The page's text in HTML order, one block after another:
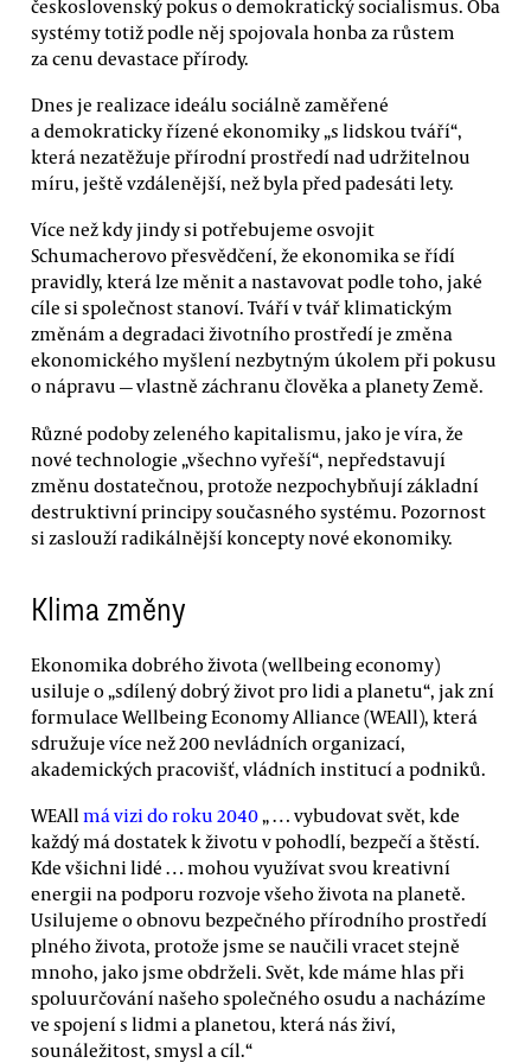
československý pokus o demokratický socialismus. Oba
systémy totiž podle něj spojovala honba za růstem
za cenu devastace přírody.
Dnes je realizace ideálu sociálně zaměřené
a demokraticky řízené ekonomiky „s lidskou tváří“,
která nezatěžuje přírodní prostředí nad udržitelnou
míru, ještě vzdálenější, než byla před padesáti lety.
Více než kdy jindy si potřebujeme osvojit
Schumacherovo přesvědčení, že ekonomika se řídí
pravidly, která lze měnit a nastavovat podle toho, jaké
cíle si společnost stanoví. Tváří v tvář klimatickým
změnám a degradaci životního prostředí je změna
ekonomického myšlení nezbytným úkolem při pokusu
o nápravu — vlastně záchranu člověka a planety Země.
Různé podoby zeleného kapitalismu, jako je víra, že
nové technologie „všechno vyřeší“, nepředstavují
změnu dostatečnou, protože nezpochybňují základní
destruktivní principy současného systému. Pozornost
si zaslouží radikálnější koncepty nové ekonomiky.
Klima změny
Ekonomika dobrého života (wellbeing economy)
usiluje o „sdílený dobrý život pro lidi a planetu“, jak zní
formulace Wellbeing Economy Alliance (WEAll), která
sdružuje více než 200 nevládních organizací,
akademických pracovišť, vládních institucí a podniků.
WEAll má vizi do roku 2040„ … vybudovat svět, kde
každý má dostatek k životu v pohodlí, bezpečí a štěstí.
Kde všichni lidé … mohou využívat svou kreativní
energii na podporu rozvoje všeho života na planetě.
Usilujeme o obnovu bezpečného přírodního prostředí
plného života, protože jsme se naučili vracet stejně
mnoho, jako jsme obdrželi. Svět, kde máme hlas při
spoluurčování našeho společného osudu a nacházíme
ve spojení s lidmi a planetou, která nás živí,
sounáležitost, smysl a cíl.“